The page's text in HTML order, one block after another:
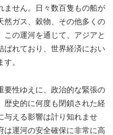
ません。日々数百隻もの船が
然ガス、穀物、その他多くの
の運河を通じて、アジアと
ばれており、世界経済におい
。
要性ゆえに、政治的な緊張の
歴史的に何度も閉鎖された経
与える影響は計り知れませ
は運河の安全確保に非常に高